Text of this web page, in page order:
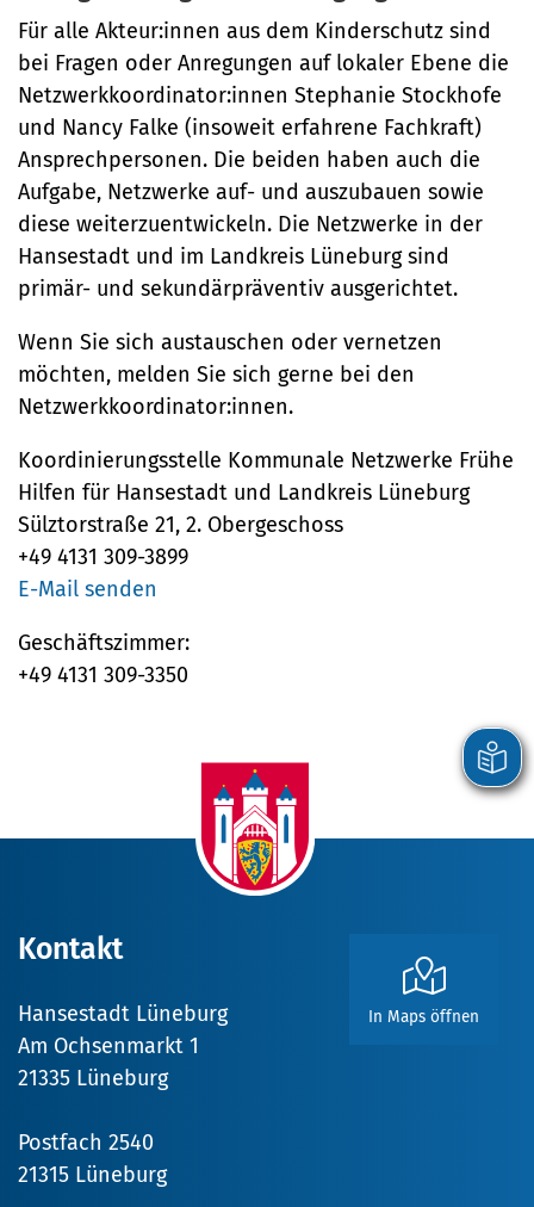
Kontakt für „Gute Aussichten“:
+49 4131 35535
E-Mail senden
Für alle Akteur:innen aus dem Kinderschutz sind
bei Fragen oder Anregungen auf lokaler Ebene die
Netzwerkkoordinator:innen Stephanie Stockhofe
und Nancy Falke (insoweit erfahrene Fachkraft)
Ansprechpersonen. Die beiden haben auch die
Aufgabe, Netzwerke auf- und auszubauen sowie
diese weiterzuentwickeln. Die Netzwerke in der
Hansestadt und im Landkreis Lüneburg sind
primär- und sekundärpräventiv ausgerichtet.
Wenn Sie sich austauschen oder vernetzen
möchten, melden Sie sich gerne bei den
Netzwerkkoordinator:innen.
Koordinierungsstelle Kommunale Netzwerke Frühe
Hilfen für Hansestadt und Landkreis Lüneburg
Sülztorstraße 21, 2. Obergeschoss
+49 4131 309-3899
E-Mail senden
Geschäftszimmer:
+49 4131 309-3350
In Maps öffnen
Kontakt
Hansestadt Lüneburg
Am Ochsenmarkt 1
21335 Lüneburg
Postfach 2540
21315 Lüneburg